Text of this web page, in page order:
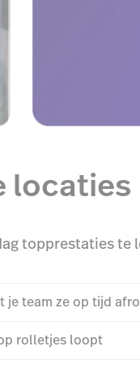
locaties
topprestaties te
je team ze op tijd
rolletjes loopt